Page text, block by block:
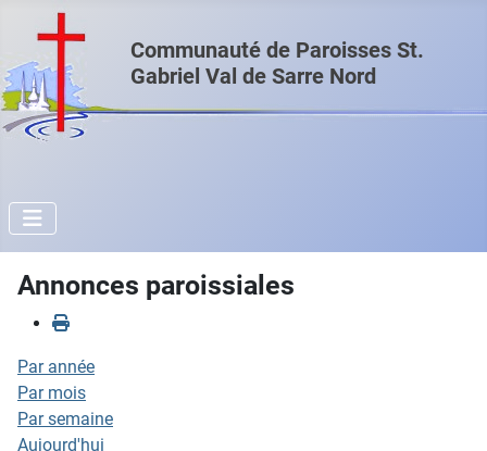
Communauté de Paroisses St.
Gabriel Val de Sarre Nord
Annonces paroissiales
Par année
Par mois
Par semaine
Aujourd'hui